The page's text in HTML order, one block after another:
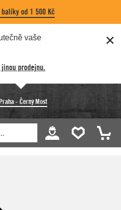
od 1 500 Kč
vaše
jinou prodejnu.
- Černý Most